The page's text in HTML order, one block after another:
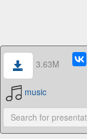
3.63M
music